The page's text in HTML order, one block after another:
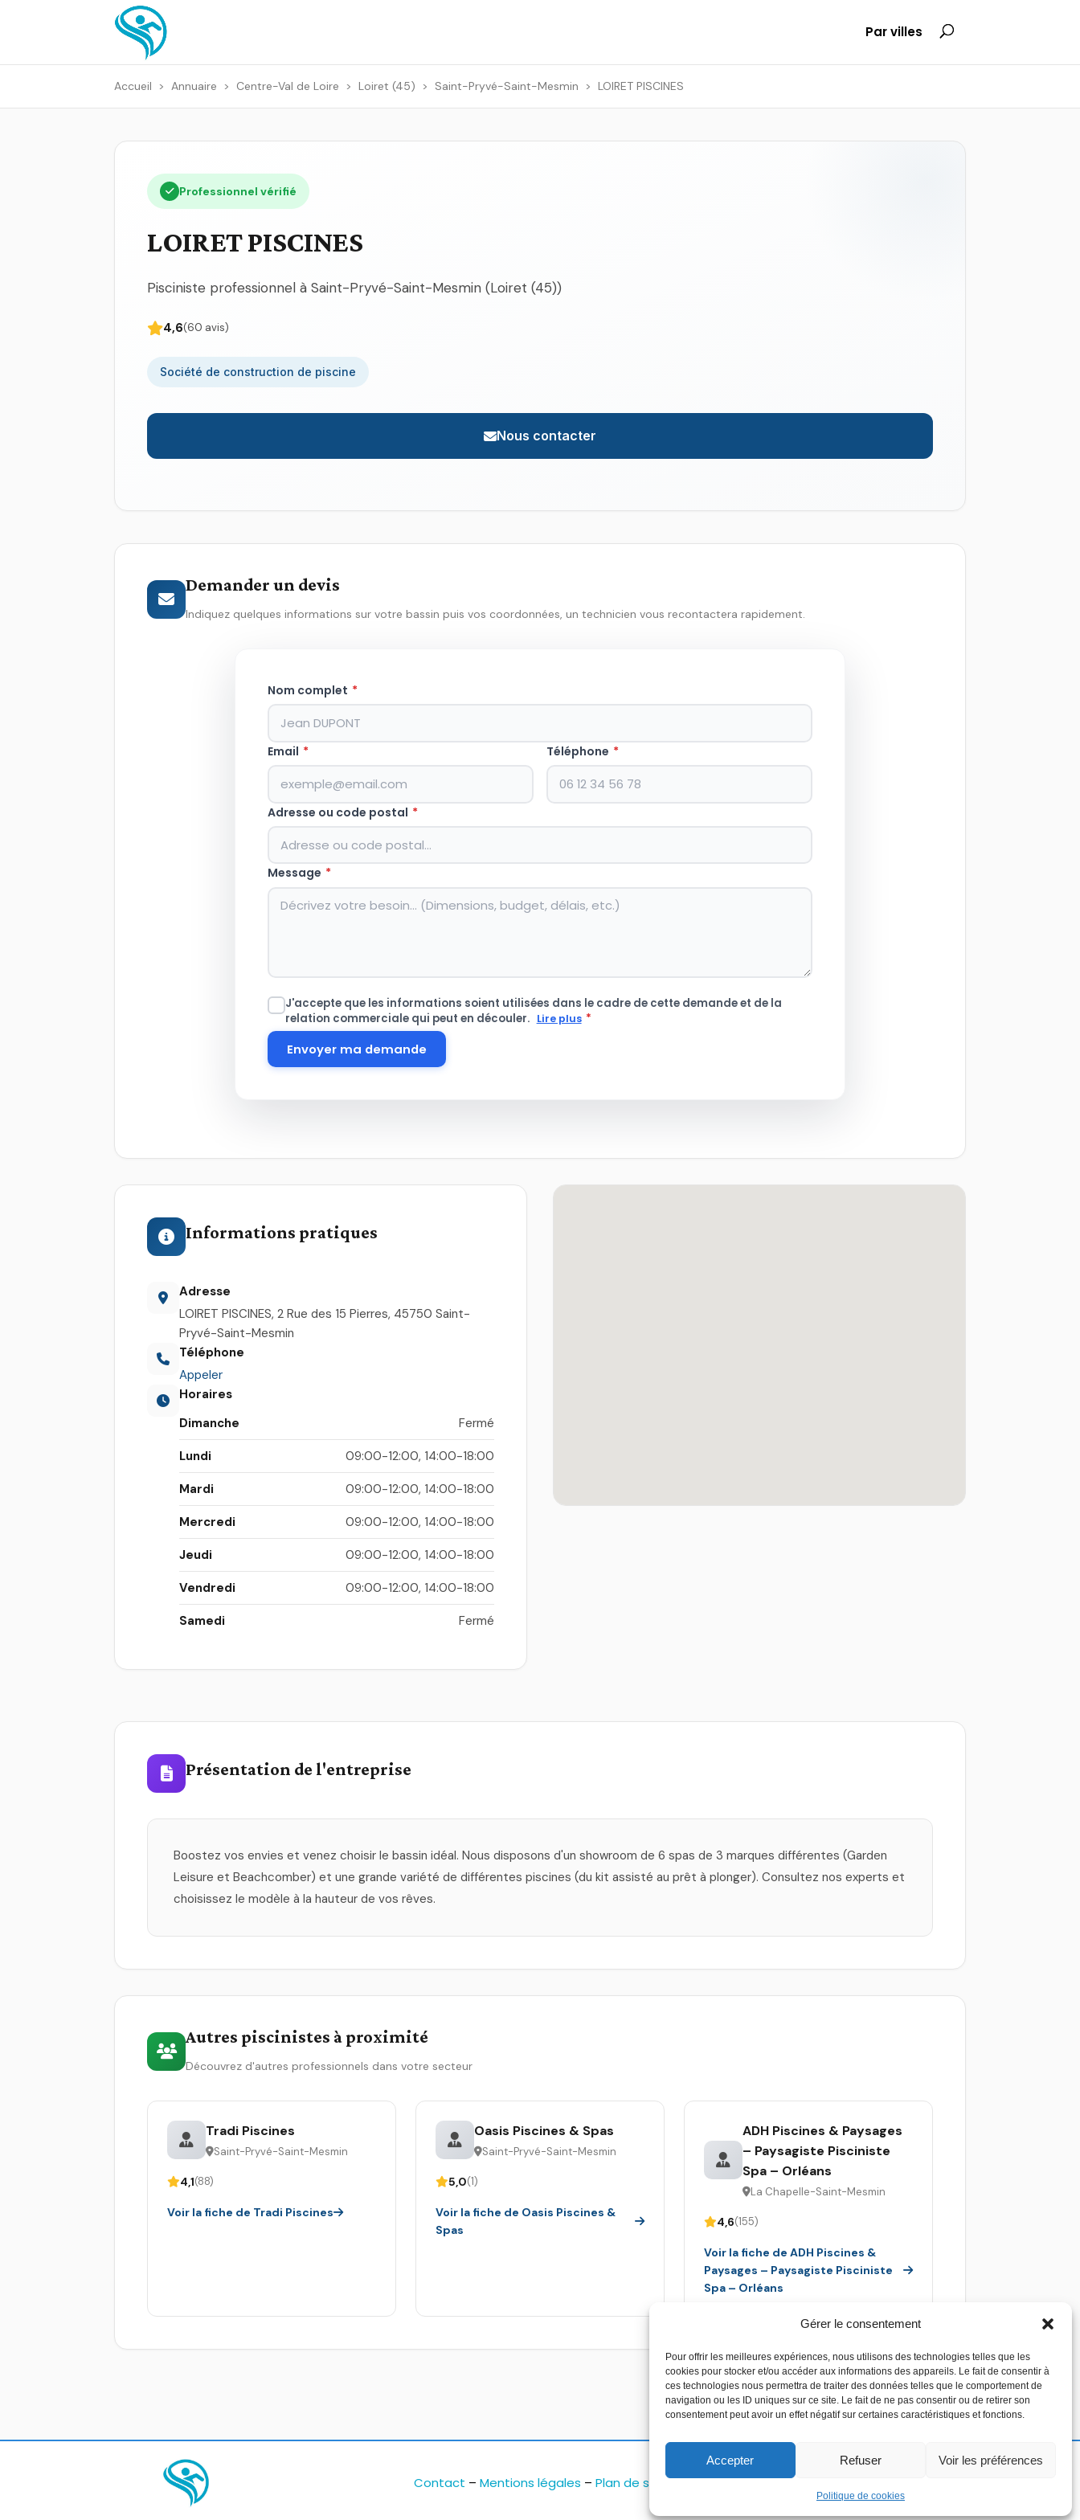
Gérer le consentement
Pour offrir les meilleures expériences, nous utilisons des technologies telles que les
cookies pour stocker et/ou accéder aux informations des appareils. Le fait de consentir à
ces technologies nous permettra de traiter des données telles que le comportement de
navigation ou les ID uniques sur ce site. Le fait de ne pas consentir ou de retirer son
consentement peut avoir un effet négatif sur certaines caractéristiques et fonctions.
Accepter Refuser Voir les préférences
Politique de cookies
Par villes
Accueil > Annuaire > Centre-Val de Loire > Loiret (45) > Saint-Pryvé-Saint-Mesmin > LOIRET PISCINES
Professionnel vérifié
LOIRET PISCINES
Pisciniste professionnel à Saint-Pryvé-Saint-Mesmin (Loiret (45))
4,6(60 avis)
Société de construction de piscine
Nous contacter
Demander un devis
Indiquez quelques informations sur votre bassin puis vos coordonnées, un technicien vous recontactera rapidement.
Nom complet *
Email * Téléphone *
Adresse ou code postal *
Message *
J'accepte que les informations soient utilisées dans le cadre de cette demande et de la
relation commerciale qui peut en découler. Lire plus *
Envoyer ma demande
Informations pratiques
Adresse
LOIRET PISCINES, 2 Rue des 15 Pierres, 45750 Saint-
Pryvé-Saint-Mesmin
Téléphone
Appeler
Horaires
Dimanche
Fermé
Lundi 09:00-12:00, 14:00-18:00
Mardi 09:00-12:00, 14:00-18:00
Mercredi 09:00-12:00, 14:00-18:00
Jeudi 09:00-12:00, 14:00-18:00
Vendredi 09:00-12:00, 14:00-18:00
Samedi Fermé
Présentation de l'entreprise
Boostez vos envies et venez choisir le bassin idéal. Nous disposons d'un showroom de 6 spas de 3 marques différentes (Garden
Leisure et Beachcomber) et une grande variété de différentes piscines (du kit assisté au prêt à plonger). Consultez nos experts et
choisissez le modèle à la hauteur de vos rêves.
Autres piscinistes à proximité
Découvrez d'autres professionnels dans votre secteur
Tradi Piscines
Saint-Pryvé-Saint-Mesmin
4,1(88)
Voir la fiche de Tradi Piscines
Oasis Piscines & Spas
Saint-Pryvé-Saint-Mesmin
5,0(1)
Voir la fiche de Oasis Piscines &
Spas
ADH Piscines & Paysages
– Paysagiste Pisciniste
Spa – Orléans
La Chapelle-Saint-Mesmin
4,6(155)
Voir la fiche de ADH Piscines &
Paysages – Paysagiste Pisciniste
Spa – Orléans
Contact –Mentions légales –Plan de site Copyright 2026 - Devis piscine - Tous droit réservés